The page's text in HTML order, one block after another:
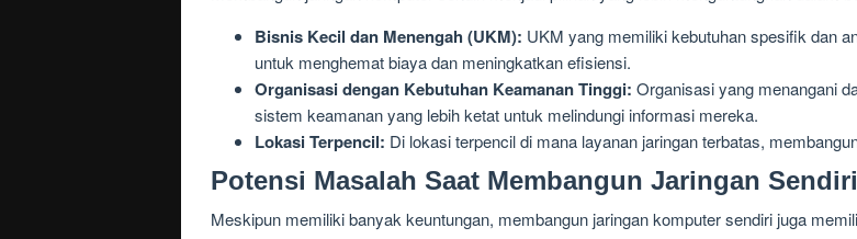
Bisnis Kecil dan Menengah (UKM): UKM yang memiliki kebutuhan spesifik dan
untuk menghemat biaya dan meningkatkan efisiensi.
Organisasi dengan Kebutuhan Keamanan Tinggi: Organisasi yang menangani
sistem keamanan yang lebih ketat untuk melindungi informasi mereka.
Lokasi Terpencil: Di lokasi terpencil di mana layanan jaringan terbatas,
Potensi Masalah Saat Membangun Jaringan Sendiri
Meskipun memiliki banyak keuntungan, membangun jaringan komputer sendiri juga